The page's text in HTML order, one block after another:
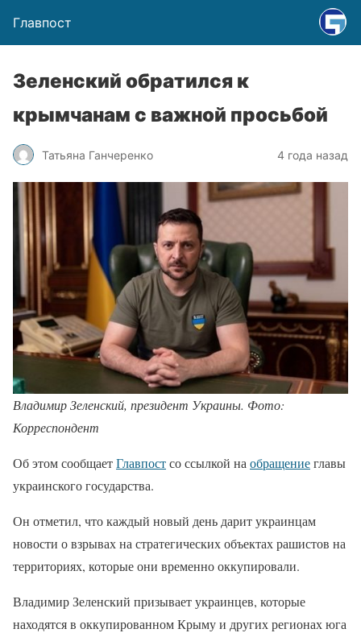
Главпост
Зеленский обратился к
крымчанам с важной просьбой
Татьяна Ганчеренко 4 года назад
Владимир Зеленский, президент Украины. Фото:
Корреспондент
Об этом сообщаетГлавпостсо ссылкой на обращениеглавы
украинского государства.
Он отметил, что каждый новый день дарит украинцам
новости о взрывах на стратегических объектах рашистов на
территориях, которые они временно оккупировали.
Владимир Зеленский призывает украинцев, которые
находятся в оккупированном Крыму и других регионах юга